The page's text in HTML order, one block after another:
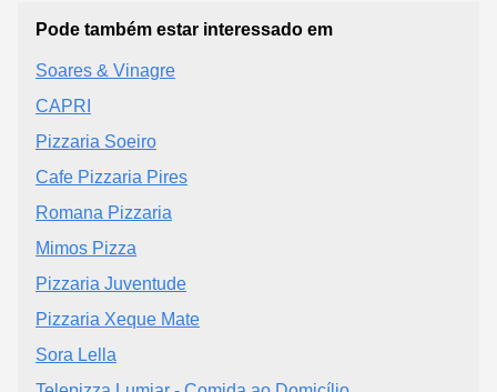
Pode também estar interessado em
Soares & Vinagre
CAPRI
Pizzaria Soeiro
Cafe Pizzaria Pires
Romana Pizzaria
Mimos Pizza
Pizzaria Juventude
Pizzaria Xeque Mate
Sora Lella